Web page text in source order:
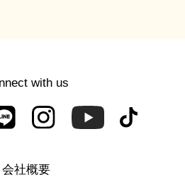
with us
会社概要